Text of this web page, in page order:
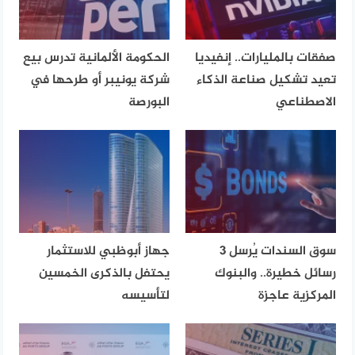
صفقات بالمليارات.. إنفيديا
تعيد تشكيل صناعة الذكاء
الاصطناعي
الحكومة الألمانية تدرس بيع
شركة يونيبر أو طرحها في
البورصة
سوق السندات يُرسل 3
رسائل خطيرة.. والبنوك
المركزية عاجزة
جهاز أبوظبي للاستثمار
يحتفل بالذكرى الخمسين
لتأسيسه